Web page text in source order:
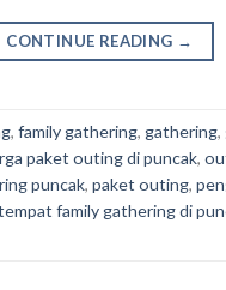
CONTINUE READING →
, family gathering, gathering,
paket outing di puncak,
puncak, paket outing,
family gathering di